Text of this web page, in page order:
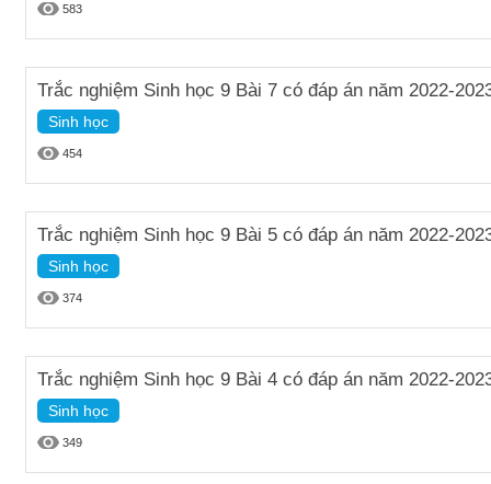
583
Trắc nghiệm Sinh học 9 Bài 7 có đáp án năm 2022-
Sinh học
454
Trắc nghiệm Sinh học 9 Bài 5 có đáp án năm 2022-
Sinh học
374
Trắc nghiệm Sinh học 9 Bài 4 có đáp án năm 2022-
Sinh học
349